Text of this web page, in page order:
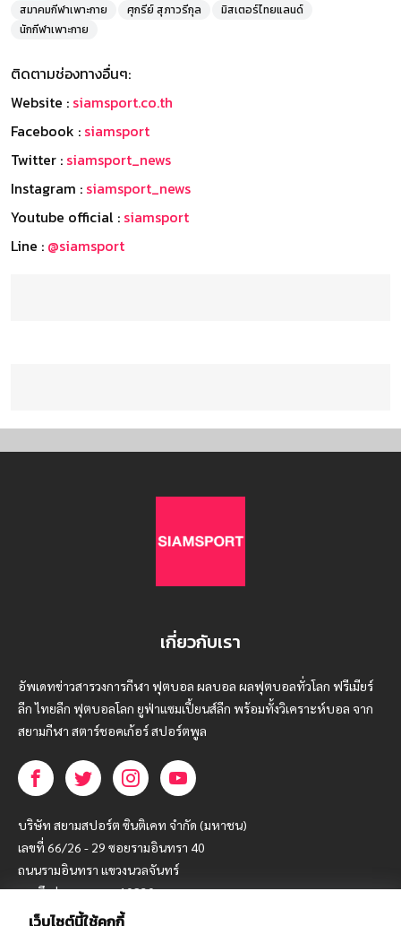
สมาคมกีฬาเพาะกาย
ศุกรีย์ สุภาวรีกุล
มิสเตอร์ไทยแลนด์
นักกีฬาเพาะกาย
ติดตามช่องทางอื่นๆ:
Website : siamsport.co.th
Facebook : siamsport
Twitter : siamsport_news
Instagram : siamsport_news
Youtube official : siamsport
Line : @siamsport
เกี่ยวกับเรา
อัพเดทข่าวสารวงการกีฬา ฟุตบอล ผลบอล ผลฟุตบอลทั่วโลก ฟรีเมียร์
ลีก ไทยลีก ฟุตบอลโลก ยูฟ่าแซมเปี้ยนส์ลีก พร้อมทั้งวิเคราะห์บอล จาก
สยามกีฬา สตาร์ชอคเก้อร์ สปอร์ตพูล
บริษัท สยามสปอร์ต ซินติเคท จำกัด (มหาชน)
เลขที่ 66/26 - 29 ซอยรามอินทรา 40
ถนนรามอินทรา แขวงนวลจันทร์
เขตบึงกุ่ม กรุงเทพฯ 10230
เว็บไซต์นี้ใช้คุกกี้